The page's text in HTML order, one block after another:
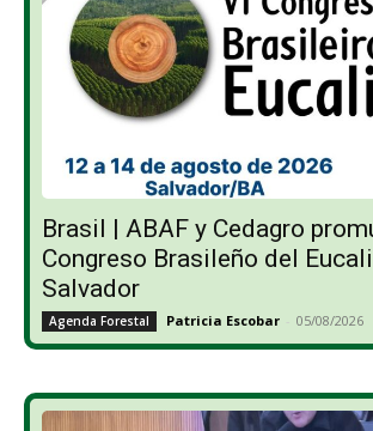
Brasil | ABAF y Cedagro
Congreso Brasileño del
Salvador
Agenda Forestal Patricia Escobar - 05/08/2026